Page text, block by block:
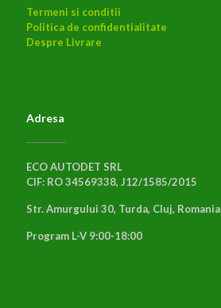
Termeni si conditii
Politica de confidentialitate
Despre Livrare
Adresa
ECO AUTODET SRL
CIF: RO 34569338, J12/1585/2015
Str. Amurgului 30, Turda, Cluj, Romania
Program L-V 9:00-18:00